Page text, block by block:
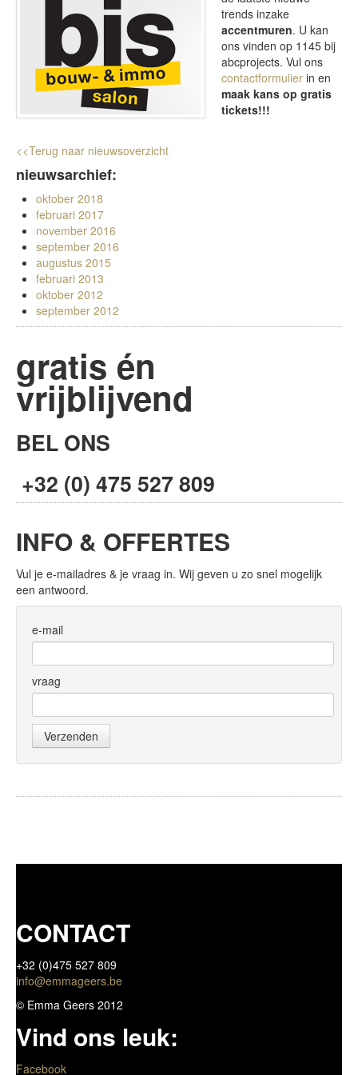
EG NEWS
trends inzake
accentmuren. U kan
ons vinden op 1145 bij
abcprojects. Vul ons
contactformulier in en
maak kans op gratis
tickets!!!
<<Terug naar nieuwsoverzicht
nieuwsarchief:
oktober 2018
februari 2017
november 2016
september 2016
augustus 2015
februari 2013
oktober 2012
september 2012
gratis én
vrijblijvend
BEL ONS
+32 (0) 475 527 809
INFO & OFFERTES
Vul je e-mailadres & je vraag in. Wij geven u zo snel mogelijk
een antwoord.
e-mail
vraag
Verzenden
CONTACT
+32 (0)475 527 809
info@emmageers.be
© Emma Geers 2012
Vind ons leuk:
Facebook